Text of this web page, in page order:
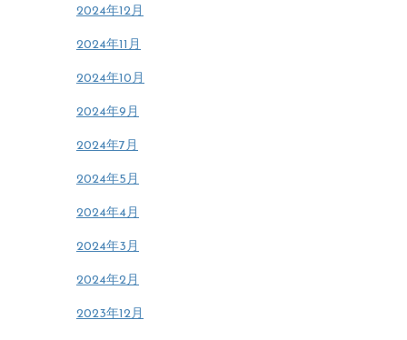
2024年12月
2024年11月
2024年10月
2024年9月
2024年7月
2024年5月
2024年4月
2024年3月
2024年2月
2023年12月